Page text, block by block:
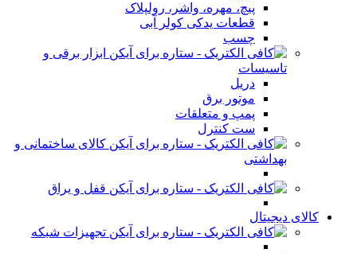
پیچ، مهره، واشر، رولپلاک
قطعات یدکی کولر آبی
چسب
ابزار برقی و
تاسیسات
دریل
موتور برق
پمپ و متعلقات
ست کنترل
کالای ساختمانی و
بهداشتی
قفل و یراق
کالای دیجیتال
تجهیزات شبکه